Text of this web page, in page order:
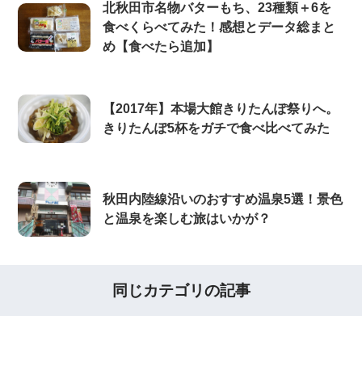
北秋田市名物バターもち、23種類＋6を
食べくらべてみた！感想とデータ総まと
め【食べたら追加】
【2017年】本場大館きりたんぽ祭りへ。
きりたんぽ5杯をガチで食べ比べてみた
秋田内陸線沿いのおすすめ温泉5選！景色
と温泉を楽しむ旅はいかが？
同じカテゴリの記事